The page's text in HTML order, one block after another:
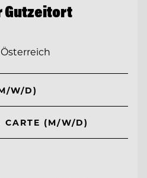
Gutzeitort
W/D)
CARTE (M/W/D)